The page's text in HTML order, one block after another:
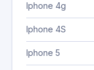
Iphone 4g
Iphone 4S
Iphone 5